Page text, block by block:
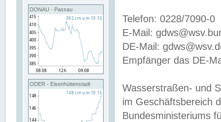
DONAU - Passau
ODER - Eisenhüttenstadt
Telefon: 0228/7090-0
E-Mail:
DE-Mail:
Empfänger das DE-
Wasserstraßen- und
im Geschäftsbereich
Bundesministeriums